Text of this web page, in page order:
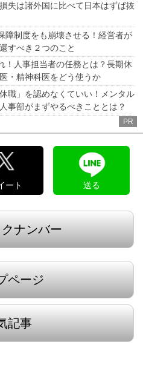
失は諸外国に比べて日本はずば抜
障制度をも崩壊させる！経営者が
すべき２つのこと
！人事担当者の任務とは？長期休
・精神科医をどう使うか
職」を認めなくていい！メンタル
事部がまずやるべきこととは？
PR
ート 送る
ナンバー
ページ
記事